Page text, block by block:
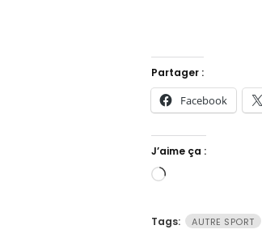
Partager :
Facebook
J’aime ça :
Chargement…
Tags: AUTRE SPORT